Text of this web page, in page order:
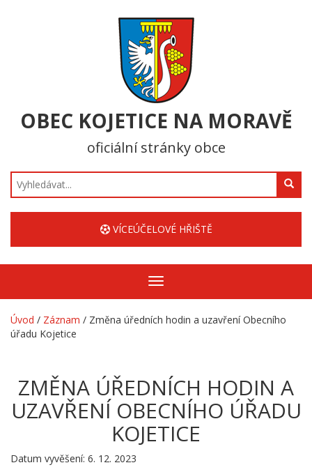
OBEC KOJETICE NA MORAVĚ
oficiální stránky obce
Hledat
VÍCEÚČELOVÉ HŘIŠTĚ
Zobrazit/skrýt
navigaci
Úvod / Záznam / Změna úředních hodin a uzavření Obecního
úřadu Kojetice
ZMĚNA ÚŘEDNÍCH HODIN A
UZAVŘENÍ OBECNÍHO ÚŘADU
KOJETICE
Datum vyvěšení: 6. 12. 2023